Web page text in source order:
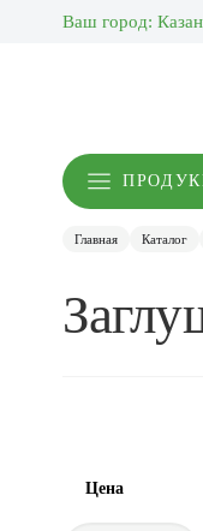
Ваш город:
Главная Каталог
Цена